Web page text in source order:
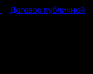
Договор публичной